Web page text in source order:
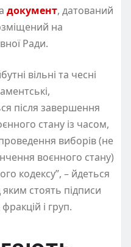
документ, датований
на
Ради.
вільні та чесні
після завершення
стану із часом,
виборів (не
воєнного стану)
кодексу”, – йдеться
яким стоять підписи
і груп.